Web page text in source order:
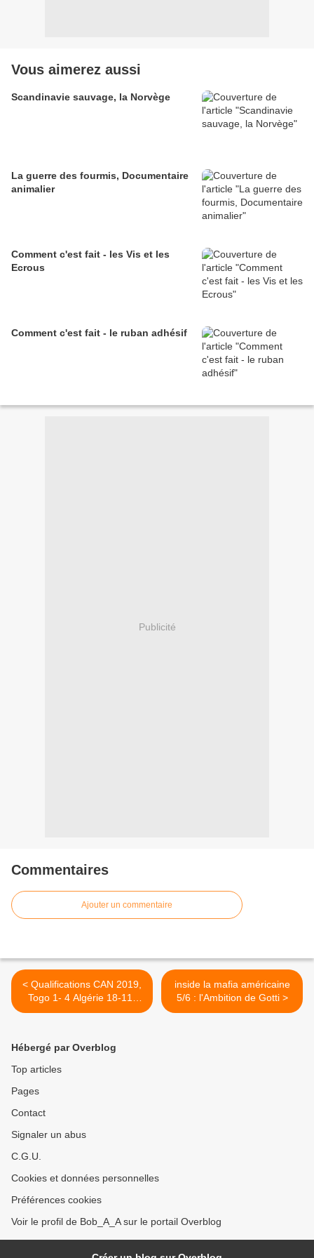
Vous aimerez aussi
Scandinavie sauvage, la Norvège
La guerre des fourmis, Documentaire
animalier
Comment c'est fait - les Vis et les
Ecrous
Comment c'est fait - le ruban adhésif
Publicité
Commentaires
Ajouter un commentaire
< Qualifications CAN 2019,
Togo 1- 4 Algérie 18-11-
2018
inside la mafia américaine
5/6 : l'Ambition de Gotti >
Hébergé par Overblog
Top articles
Pages
Contact
Signaler un abus
C.G.U.
Cookies et données personnelles
Préférences cookies
Voir le profil de Bob_A_A sur le portail Overblog